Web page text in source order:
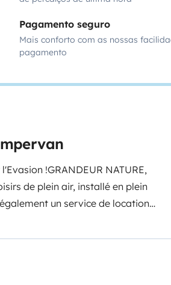
Pagamento seguro
Mais conforto com as nossas
pagamento
!GRANDEUR NATURE,
de plein air, installé en plein
un service de location
son frigo et son chauffage